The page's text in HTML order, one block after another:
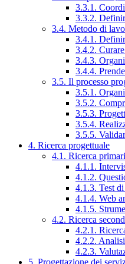
3.3.1.
3.3.2.
3.4. Metodo di
3.4.1.
3.4.2.
3.4.3.
3.4.4.
3.5. Il processo
3.5.1.
3.5.2.
3.5.3.
3.5.4.
3.5.5.
4. Ricerca progettuale
4.1. Ricerca
4.1.1.
4.1.2.
4.1.3. Test
4.1.4. Web
4.1.5.
4.2. Ricerca
4.2.1.
4.2.2.
4.2.3.
5. Progettazione dei